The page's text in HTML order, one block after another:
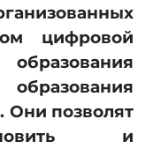
цифровой
Они позволят
и